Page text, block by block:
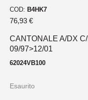
COD: B4HK7
76,93 €
CANTONALE A/DX
09/97>12/01
62024VB100
Esaurito